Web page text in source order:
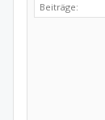
Beiträge: